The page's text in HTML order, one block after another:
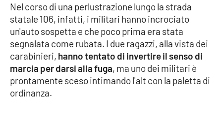
Cronaca
Cultura
Economia e Lavoro
Politica
Nel corso di una perlustrazione lungo la strada
statale 106, infatti, i militari hanno incrociato
un'auto sospetta e che poco prima era stata
segnalata come rubata. I due ragazzi, alla vista dei
carabinieri, hanno tentato di invertire il senso di
marcia per darsi alla fuga, ma uno dei militari è
prontamente sceso intimando l'alt con la paletta di
ordinanza.